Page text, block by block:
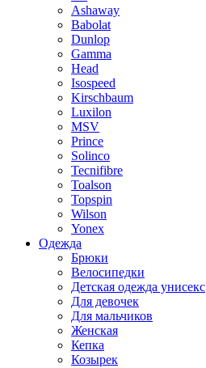
Ashaway
Babolat
Dunlop
Gamma
Head
Isospeed
Kirschbaum
Luxilon
MSV
Prince
Solinco
Tecnifibre
Toalson
Topspin
Wilson
Yonex
Одежда
Брюки
Велосипедки
Детская одежда унисекс
Для девочек
Для мальчиков
Женская
Кепка
Козырек